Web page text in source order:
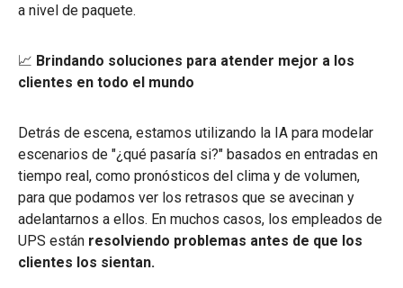
a nivel de paquete.
📈 Brindando soluciones para atender mejor a los
clientes en todo el mundo
Detrás de escena, estamos utilizando la IA para modelar
escenarios de "¿qué pasaría si?" basados en entradas en
tiempo real, como pronósticos del clima y de volumen,
para que podamos ver los retrasos que se avecinan y
adelantarnos a ellos. En muchos casos, los empleados de
UPS están resolviendo problemas antes de que los
clientes los sientan.